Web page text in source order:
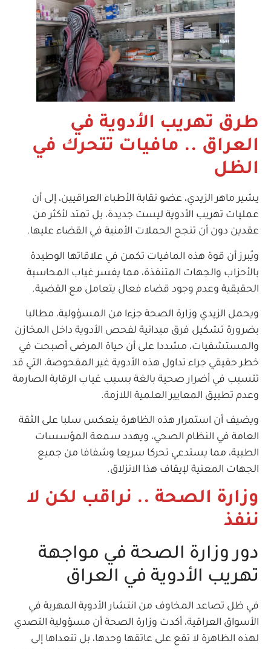
طرق تهريب الأدوية في
العراق .. مافيات تتحرك في
الظل
يشير ماهر الزيدي، عضو نقابة الأطباء العراقيين، إلى أن
عمليات تهريب الأدوية ليست جديدة، بل تمتد لأكثر من
عقدين دون أن تنجح الحملات الأمنية في القضاء عليها.
ويُبرز أن قوة هذه المافيات تكمن في علاقاتها الوطيدة
بالأحزاب والجهات المتنفذة، مما يفسر غياب المحاسبة
الحقيقية وعدم وجود قضاء فعال يتعامل مع القضية.
ويحمل الزيدي وزارة الصحة جزءا من المسؤولية، مطالبا
بضرورة تشكيل فرق ميدانية لفحص الأدوية داخل المخازن
والمستشفيات، مشددا على أن حياة المرضى أصبحت في
خطر حقيقي جراء تداول هذه الأدوية غير المفحوصة، التي قد
تتسبب في أضرار صحية بالغة بسبب غياب الرقابة الصارمة
وعدم تطبيق المعايير العلمية اللازمة.
ويضيف أن استمرار هذه الظاهرة ينعكس سلبا على الثقة
العامة في النظام الصحي، ويهدد سمعة المؤسسات
الطبية، مما يستدعي تحركا سريعا وشفافا من جميع
الجهات المعنية لإيقاف هذا الانزلاق.
وزارة الصحة .. نراقب لكن لا
ننفذ
دور وزارة الصحة في مواجهة
تهريب الأدوية في العراق
في ظل تصاعد المخاوف من انتشار الأدوية المهربة في
الأسواق العراقية، أكدت وزارة الصحة أن مسؤولية التصدي
لهذه الظاهرة لا تقع على عاتقها وحدها، بل تتعداها إلى